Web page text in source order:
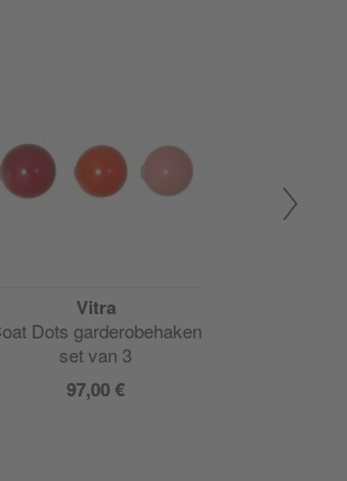
Vitra
Dots garderobehaken
set van 3
97,00 €